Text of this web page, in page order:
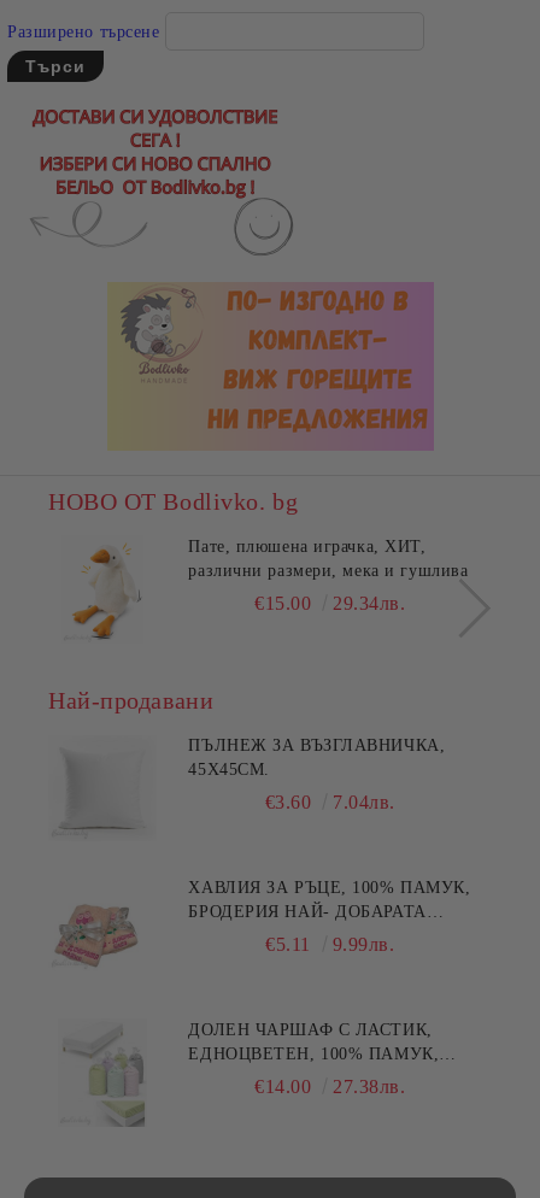
Разширено търсене
НОВО ОТ Bodlivko. bg
Пате, плюшена играчка, ХИТ,
различни размери, мека и гушлива
€15.00 29.34лв.
Най-продавани
ПЪЛНЕЖ ЗА ВЪЗГЛАВНИЧКА,
45X45СМ.
€3.60 7.04лв.
ХАВЛИЯ ЗА РЪЦЕ, 100% ПАМУК,
БРОДЕРИЯ НАЙ- ДОБАРАТА
МАЙКА/БАБА , РАЗМЕР:
€5.11 9.99лв.
ДОЛЕН ЧАРШАФ С ЛАСТИК,
ЕДНОЦВЕТЕН, 100% ПАМУК,
РАЗЛИЧНИ РАЗМЕРИ
€14.00 27.38лв.